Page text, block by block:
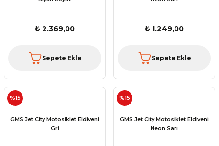
₺ 2.369,00
Sepete Ekle
₺ 1.249,00
Sepete Ekle
%15
GMS Jet City Motosiklet Eldiveni
Gri
%15
GMS Jet City Motosiklet Eldiveni
Neon Sarı